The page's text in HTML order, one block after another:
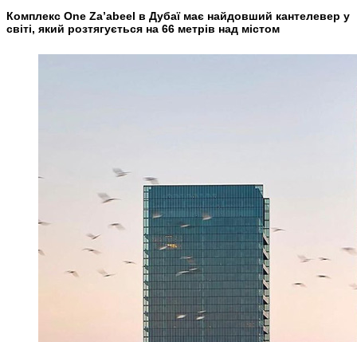
Комплекс One Za’abeel в Дубаї має найдовший кантелевер у
світі, який розтягується на 66 метрів над містом